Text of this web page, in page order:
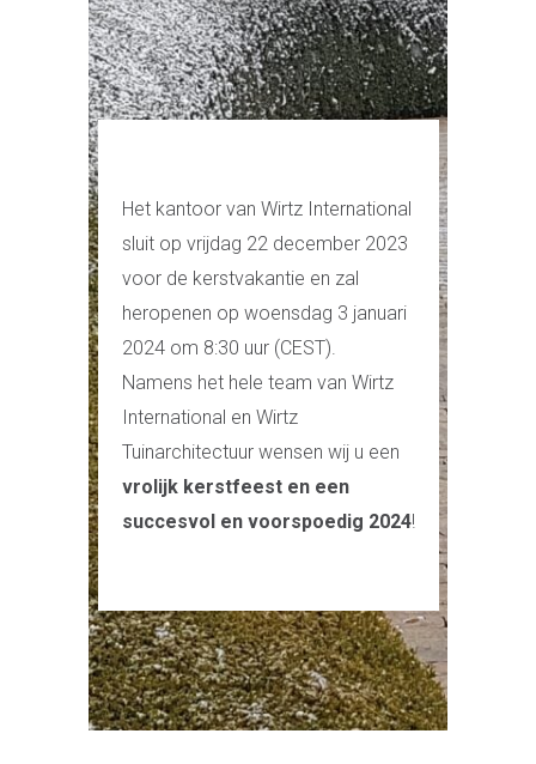
Het kantoor van Wirtz International
sluit op vrijdag 22 december 2023
voor de kerstvakantie en zal
heropenen op woensdag 3 januari
2024 om 8:30 uur (CEST).
Namens het hele team van Wirtz
International en Wirtz
Tuinarchitectuur wensen wij u een
vrolijk kerstfeest en een
succesvol en voorspoedig 2024!